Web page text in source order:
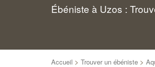
Ébéniste à Uzos :
Accueil > Trouver un ébéniste >